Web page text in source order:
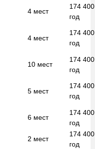
4 мест
174
год
4 мест
174
год
10 мест
174
год
5 мест
174
год
6 мест
174
год
2 мест
174
год